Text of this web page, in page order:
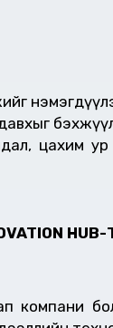
цахим
HUB-
компани